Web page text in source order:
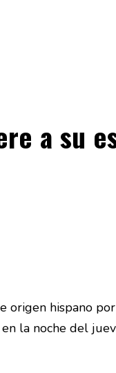
a su
origen hispano
la noche del